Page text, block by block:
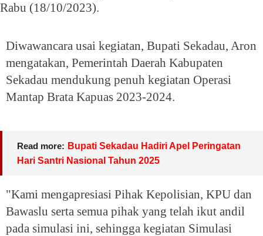
Rabu (18/10/2023).
Diwawancara usai kegiatan, Bupati Sekadau, Aron
mengatakan, Pemerintah Daerah Kabupaten
Sekadau mendukung penuh kegiatan Operasi
Mantap Brata Kapuas 2023-2024.
Read more: Bupati Sekadau Hadiri Apel Peringatan
Hari Santri Nasional Tahun 2025
"Kami mengapresiasi Pihak Kepolisian, KPU dan
Bawaslu serta semua pihak yang telah ikut andil
pada simulasi ini, sehingga kegiatan Simulasi